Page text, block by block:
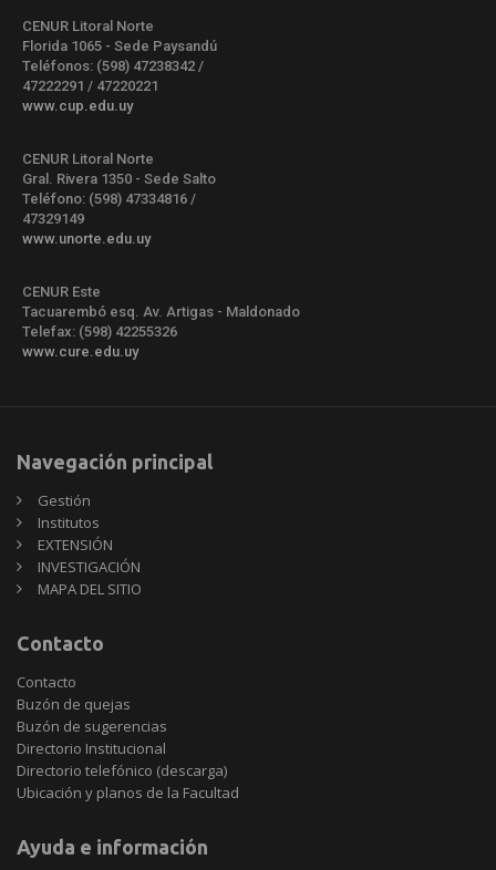
CENUR Litoral Norte
Florida 1065 - Sede Paysandú
Teléfonos: (598) 47238342 /
47222291 / 47220221
www.cup.edu.uy
CENUR Litoral Norte
Gral. Rivera 1350 - Sede Salto
Teléfono: (598) 47334816 /
47329149
www.unorte.edu.uy
CENUR Este
Tacuarembó esq. Av. Artigas - Maldonado
Telefax: (598) 42255326
www.cure.edu.uy
Navegación principal
Gestión
Institutos
EXTENSIÓN
INVESTIGACIÓN
MAPA DEL SITIO
Contacto
Contacto
Buzón de quejas
Buzón de sugerencias
Directorio Institucional
Directorio telefónico (descarga)
Ubicación y planos de la Facultad
Ayuda e información